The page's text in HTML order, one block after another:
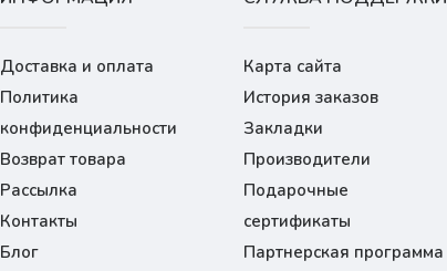
Доставка и оплата
Политика
конфиденциальности
Возврат товара
Рассылка
Контакты
Блог
Карта сайта
История заказов
Закладки
Производители
Подарочные
сертификаты
Партнерская программа